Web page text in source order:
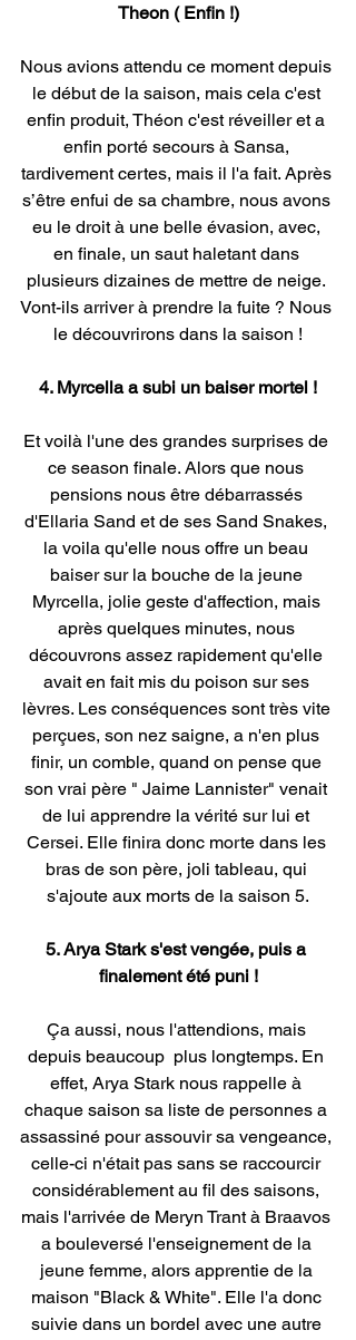
Theon ( Enfin !)
Nous avions attendu ce moment depuis
le début de la saison, mais cela c'est
enfin produit, Théon c'est réveiller et a
enfin porté secours à Sansa,
tardivement certes, mais il l'a fait. Après
s’être enfui de sa chambre, nous avons
eu le droit à une belle évasion, avec,
en finale, un saut haletant dans
plusieurs dizaines de mettre de neige.
Vont-ils arriver à prendre la fuite ? Nous
le découvrirons dans la saison !
4. Myrcella a subi un baiser mortel !
Et voilà l'une des grandes surprises de
ce season finale. Alors que nous
pensions nous être débarrassés
d'Ellaria Sand et de ses Sand Snakes,
la voila qu'elle nous offre un beau
baiser sur la bouche de la jeune
Myrcella, jolie geste d'affection, mais
après quelques minutes, nous
découvrons assez rapidement qu'elle
avait en fait mis du poison sur ses
lèvres. Les conséquences sont très vite
perçues, son nez saigne, a n'en plus
finir, un comble, quand on pense que
son vrai père " Jaime Lannister" venait
de lui apprendre la vérité sur lui et
Cersei. Elle finira donc morte dans les
bras de son père, joli tableau, qui
s'ajoute aux morts de la saison 5.
5. Arya Stark s'est vengée, puis a
finalement été puni !
Ça aussi, nous l'attendions, mais
depuis beaucoup  plus longtemps. En
effet, Arya Stark nous rappelle à
chaque saison sa liste de personnes a
assassiné pour assouvir sa vengeance,
celle-ci n'était pas sans se raccourcir
considérablement au fil des saisons,
mais l'arrivée de Meryn Trant à Braavos
a bouleversé l'enseignement de la
jeune femme, alors apprentie de la
maison "Black & White". Elle l'a donc
suivie dans un bordel avec une autre